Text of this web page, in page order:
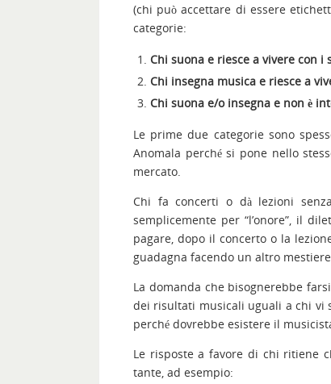
(chi può accettare di essere
categorie:
Chi suona e riesce a vivere con
Chi insegna musica e riesce a
Chi suona e/o insegna e non è
Le prime due categorie sono
Anomala perché si pone nello
mercato.
Chi fa concerti o dà lezioni
semplicemente per “l’onore”, il
pagare, dopo il concerto o la
guadagna facendo un altro
La domanda che bisognerebbe
dei risultati musicali uguali a chi vi
perché dovrebbe esistere il
Le risposte a favore di chi ritiene
tante, ad esempio: